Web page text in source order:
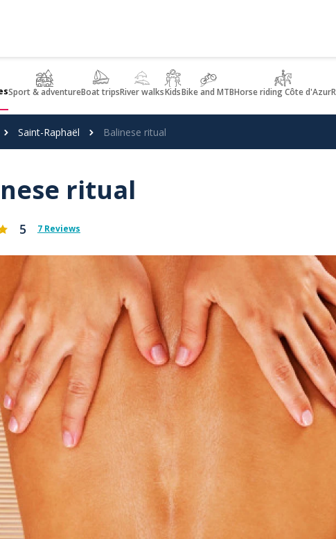
Sport & adventureBoat tripsRiver walksKidsBike and MTBHorse riding Côte d'Azur
Saint-Raphaël Balinese ritual
ritual
5 7 Reviews